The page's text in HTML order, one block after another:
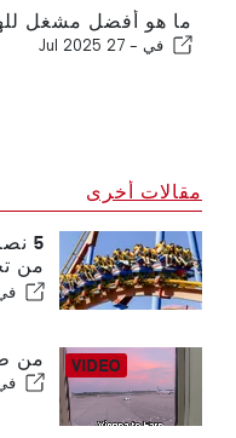
ما هو أفضل مشغل
في - 27 Jul 2025
مقالات أخرى
5
من
من